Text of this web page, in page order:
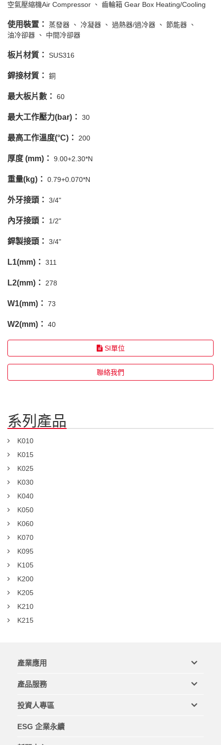
空氣壓縮機Air Compressor
齒輪箱 Gear Box Heating/Cooling
使用裝置： 蒸發器 冷凝器 過熱器/過冷器
節能器
油冷卻器
中間冷卻器
板片材質： SUS316
銲接材質： 銅
最大板片數： 60
最大工作壓力(bar)： 30
最高工作溫度(°C)： 200
厚度 (mm)： 9.00+2.30*N
重量(kg)： 0.79+0.070*N
外牙接頭： 3/4"
內牙接頭： 1/2"
銲製接頭： 3/4"
L1(mm)： 311
L2(mm)： 278
W1(mm)： 73
W2(mm)： 40
SI單位
聯絡我們
系列產品
K010
K015
K025
K030
K040
K050
K060
K070
K095
K105
K200
K205
K210
K215
產業應用
產品服務
投資人專區
ESG 企業永續